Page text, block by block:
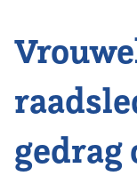
Vereniging
Contact
gedrag